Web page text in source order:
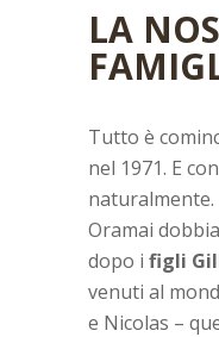
LA
Tutto è
nel 1971. E
naturalmente.
Oramai
dopo i figli
venuti al
e Nicolas –